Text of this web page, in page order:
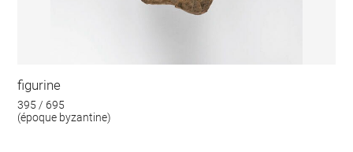
figurine
395 / 695
(époque byzantine)